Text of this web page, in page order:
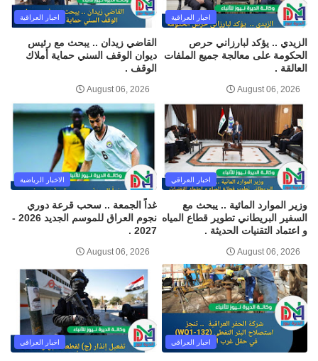
اخبار العراقية
الزيدي .. يؤكد لبارزاني حرص
الحكومة على معالجة جميع الملفات
العالقة .
August 06, 2026
اخبار العراقية
القاضي زيدان .. يبحث مع رئيس
ديوان الوقف السني حماية أملاك
الوقف .
August 06, 2026
اخبار العراقي
وزير الموارد المائية .. يبحث مع
السفير البريطاني تطوير قطاع المياه
و اعتماد التقنيات الحديثة .
August 06, 2026
الاخبار الرياضية
غداً الجمعة .. سحب قرعة دوري
نجوم العراق للموسم الجديد 2026 -
2027 .
August 06, 2026
اخبار العراقي اخبار العراقي